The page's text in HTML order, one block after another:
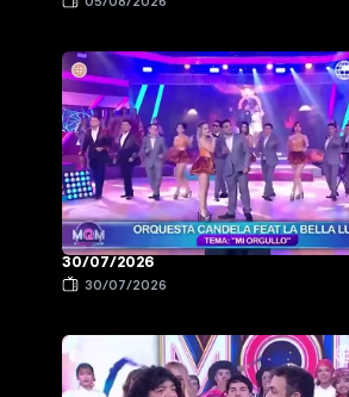
30/07/2026
30/07/2026